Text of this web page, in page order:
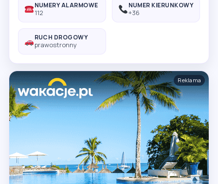
NUMERY ALARMOWE
112
NUMER KIERUNKOWY
+36
RUCH DROGOWY
prawostronny
Reklama